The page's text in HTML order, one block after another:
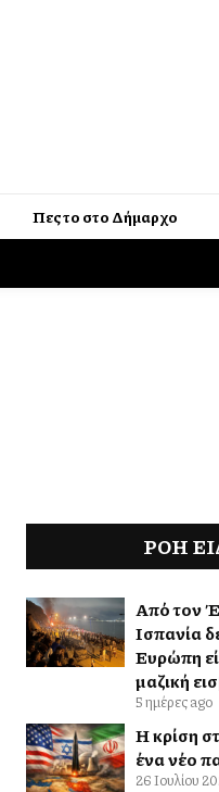
Πες το στο Δήμαρχο
ΡΟΗ
Από τον
Ισπανία
Ευρώπη
μαζική
5 ημέρες ago
Η κρίση
ένα νέο
26 Ιουλίου